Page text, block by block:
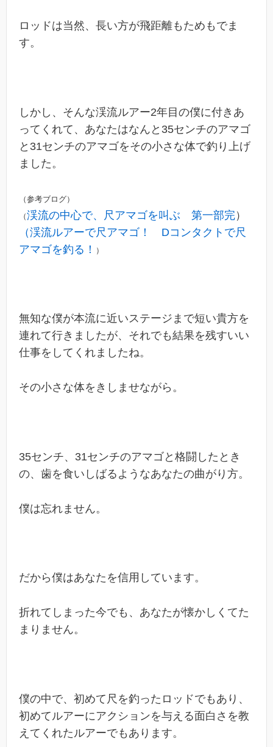
ロッドは当然、長い方が飛距離もためもでま
す。
しかし、そんな渓流ルアー2年目の僕に付きあ
ってくれて、あなたはなんと35センチのアマゴ
と31センチのアマゴをその小さな体で釣り上げ
ました。
（参考ブログ）
（渓流の中心で、尺アマゴを叫ぶ 第一部完）
（渓流ルアーで尺アマゴ！ Dコンタクトで尺
アマゴを釣る！
）
無知な僕が本流に近いステージまで短い貴方を
連れて行きましたが、それでも結果を残すいい
仕事をしてくれましたね。
その小さな体をきしませながら。
35センチ、31センチのアマゴと格闘したとき
の、歯を食いしばるようなあなたの曲がり方。
僕は忘れません。
だから僕はあなたを信用しています。
折れてしまった今でも、あなたが懐かしくてた
まりません。
僕の中で、初めて尺を釣ったロッドでもあり、
初めてルアーにアクションを与える面白さを教
えてくれたルアーでもあります。